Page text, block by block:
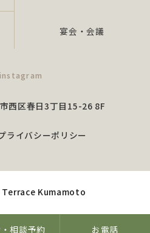
相談予約 お電話
報の安全性及び正確性を確
行し、是正いたします。
任の明確化、従業員の監
いて
損防止のための対策を行
宴会・会議
ライバシーポリシー
instagram
西区春日3丁目15-26 8F
Kumamoto